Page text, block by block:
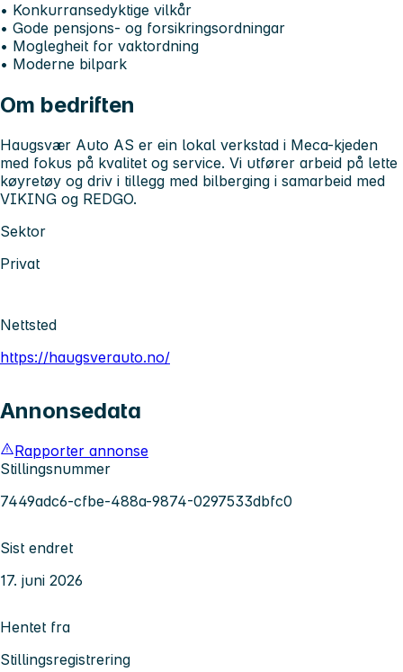
• Konkurransedyktige vilkår
• Gode pensjons- og forsikringsordningar
• Moglegheit for vaktordning
• Moderne bilpark
Om bedriften
Haugsvær Auto AS er ein lokal verkstad i Meca-kjeden
med fokus på kvalitet og service. Vi utfører arbeid på lette
køyretøy og driv i tillegg med bilberging i samarbeid med
VIKING og REDGO.
Sektor
Privat
Nettsted
https://haugsverauto.no/
Annonsedata
Rapporter annonse
Stillingsnummer
7449adc6-cfbe-488a-9874-0297533dbfc0
Sist endret
17. juni 2026
Hentet fra
Stillingsregistrering